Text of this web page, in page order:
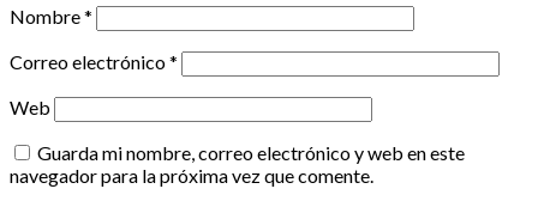
Nombre*
Correo electrónico*
Web
Guarda mi nombre, correo electrónico y web en este
navegador para la próxima vez que comente.